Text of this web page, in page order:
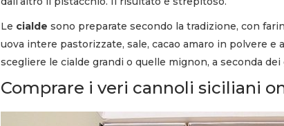
Le cialde sono preparate secondo la tradizione, con
uova intere pastorizzate, sale, cacao amaro in polvere
scegliere le cialde grandi o quelle mignon, a seconda
Comprare i veri cannoli siciliani